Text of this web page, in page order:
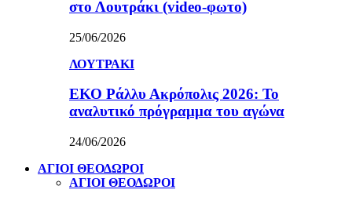
στο Λουτράκι (video-φωτο)
25/06/2026
ΛΟΥΤΡΑΚΙ
ΕΚΟ Ράλλυ Ακρόπολις 2026: Το
αναλυτικό πρόγραμμα του αγώνα
24/06/2026
ΑΓΙΟΙ ΘΕΟΔΩΡΟΙ
ΑΓΙΟΙ ΘΕΟΔΩΡΟΙ